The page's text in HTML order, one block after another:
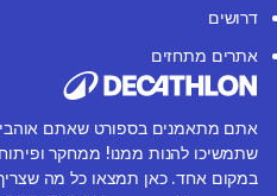
דרושים
אתרים מתחזים
אתם מתאמנים בספורט שאתם אוהבים,
שתמשיכו להנות ממנו! ממחקר ופיתוח
במקום אחד. כאן תמצאו כל מה שצריך